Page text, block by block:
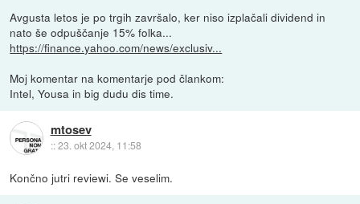
Avgusta letos je po trgih završalo, ker niso izplačali dividend in
nato še odpuščanje 15% folka...
https://finance.yahoo.com/news/exclusiv...
Moj komentar na komentarje pod člankom:
Intel, Yousa in big dudu dis time.
mtosev
::23. okt 2024, 11:58
Končno jutri reviewi. Se veselim.